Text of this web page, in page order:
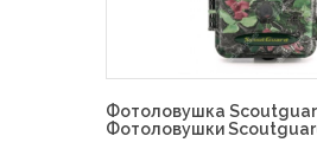
Фотоловушка
Фотоловушки